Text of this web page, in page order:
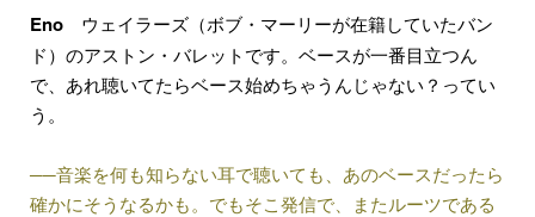
Eno
ウェイラーズ（ボブ・マーリーが在籍していたバン
ド）のアストン・バレットです。ベースが一番目立つん
で、あれ聴いてたらベース始めちゃうんじゃない？ってい
う。
──音楽を何も知らない耳で聴いても、あのベースだったら
確かにそうなるかも。でもそこ発信で、またルーツである